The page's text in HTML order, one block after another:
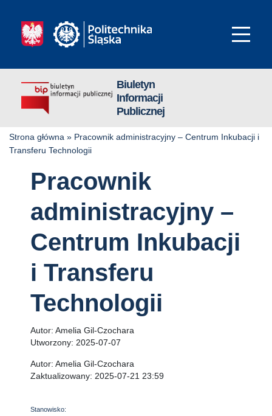
Biuletyn
Informacji
Publicznej
Strona główna » Pracownik administracyjny – Centrum Inkubacji i
Transferu Technologii
Pracownik
administracyjny –
Centrum Inkubacji
i Transferu
Technologii
Autor: Amelia Gil-Czochara
Utworzony: 2025-07-07
Autor: Amelia Gil-Czochara
Zaktualizowany: 2025-07-21 23:59
Stanowisko: